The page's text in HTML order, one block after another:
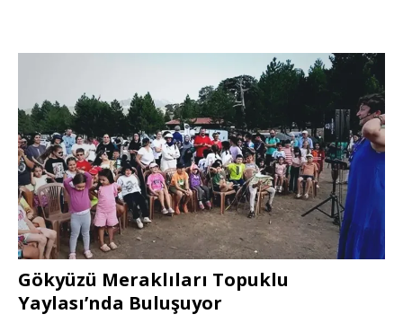
Gökyüzü Meraklıları Topuklu
Yaylası’nda Buluşuyor